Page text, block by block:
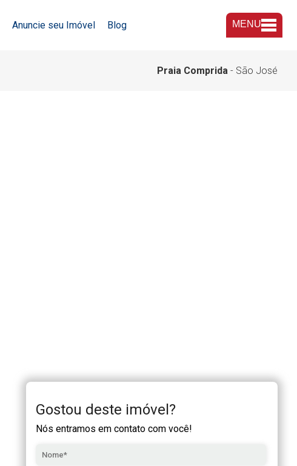
Anuncie seu Imóvel Blog MENU
Praia Comprida - São José
Gostou deste imóvel?
Nós entramos em contato com você!